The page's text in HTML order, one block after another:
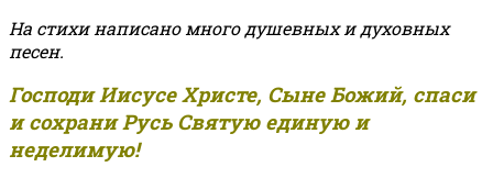
На стихи написано много душевных и духовных
песен.
Господи Иисусе Христе, Сыне Божий, спаси
и сохрани Русь Святую единую и
неделимую!